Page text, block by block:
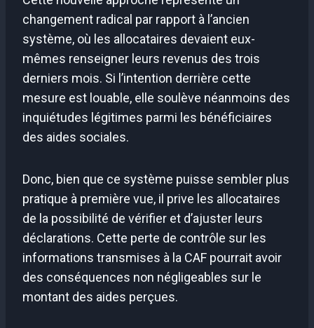
changement radical par rapport à l’ancien
système, où les allocataires devaient eux-
mêmes renseigner leurs revenus des trois
derniers mois. Si l’intention derrière cette
mesure est louable, elle soulève néanmoins des
inquiétudes légitimes parmi les bénéficiaires
des aides sociales.
Donc, bien que ce système puisse sembler plus
pratique à première vue, il prive les allocataires
de la possibilité de vérifier et d’ajuster leurs
déclarations. Cette perte de contrôle sur les
informations transmises à la CAF pourrait avoir
des conséquences non négligeables sur le
montant des aides perçues.